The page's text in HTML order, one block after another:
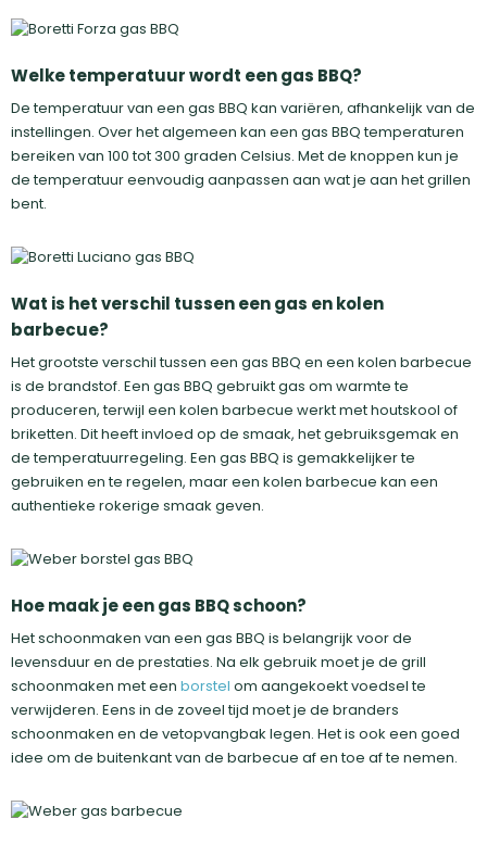
Welke temperatuur wordt een gas BBQ?
De temperatuur van een gas BBQ kan variëren, afhankelijk van de
instellingen. Over het algemeen kan een gas BBQ temperaturen
bereiken van 100 tot 300 graden Celsius. Met de knoppen kun je
de temperatuur eenvoudig aanpassen aan wat je aan het grillen
bent.
Wat is het verschil tussen een gas en kolen
barbecue?
Het grootste verschil tussen een gas BBQ en een kolen barbecue
is de brandstof. Een gas BBQ gebruikt gas om warmte te
produceren, terwijl een kolen barbecue werkt met houtskool of
briketten. Dit heeft invloed op de smaak, het gebruiksgemak en
de temperatuurregeling. Een gas BBQ is gemakkelijker te
gebruiken en te regelen, maar een kolen barbecue kan een
authentieke rokerige smaak geven.
Hoe maak je een gas BBQ schoon?
Het schoonmaken van een gas BBQ is belangrijk voor de
levensduur en de prestaties. Na elk gebruik moet je de grill
schoonmaken met een borstel om aangekoekt voedsel te
verwijderen. Eens in de zoveel tijd moet je de branders
schoonmaken en de vetopvangbak legen. Het is ook een goed
idee om de buitenkant van de barbecue af en toe af te nemen.